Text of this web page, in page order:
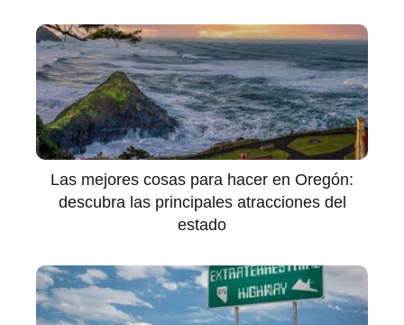
Las mejores cosas para hacer en Oregón:
descubra las principales atracciones del
estado